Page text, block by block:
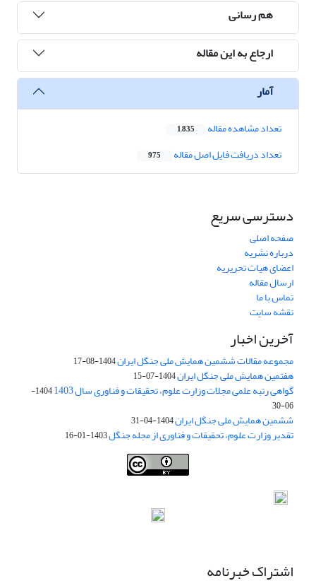
هم رسانی
ارجاع به این مقاله
آمار
تعداد مشاهده مقاله 1,835
تعداد دریافت فایل اصل مقاله 975
دسترسی سریع
صفحه اصلی
درباره نشریه
اعضای هیات تحریریه
ارسال مقاله
تماس با ما
نقشه سایت
آخرین اخبار
مجموعه مقالات ششمین همایش ملی جنگل ایران1404-08-17
هفتمین همایش ملی جنگل ایران1404-07-15
گواهی رتبه علمی مجلات وزارت علوم، تحقیقات و فناوری سال 1403
1404-
06-30
ششمین همایش ملی جنگل ایران1404-04-31
تقدیر وزارت علوم، تحقیقات و فناوری از مجله جنگل1403-01-16
اشتراک خبرنامه